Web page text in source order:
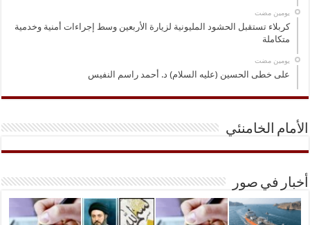
‏يومين مضت
كربلاء تستقبل الحشود المليونية لزيارة الأربعين وسط إجراءات أمنية وخدمية
متكاملة
‏يومين مضت
على خطى الحسين (عليه السلام) د. أحمد راسم النفيس
الأمام الخامنئي
أخبار في صور